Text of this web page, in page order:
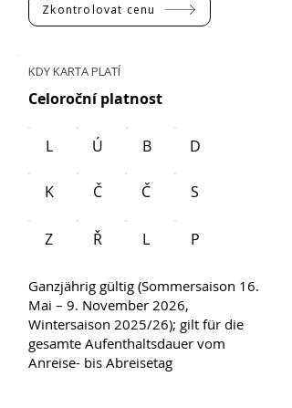
Zkontrolovat cenu
KDY KARTA PLATÍ
Celoroční platnost
L Ú B D
K Č Č S
Z Ř L P
Ganzjährig gültig (Sommersaison 16.
Mai – 9. November 2026,
Wintersaison 2025/26); gilt für die
gesamte Aufenthaltsdauer vom
Anreise- bis Abreisetag